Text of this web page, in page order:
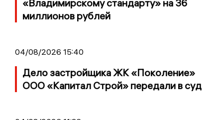
«Владимирскому стандарту» на 36
миллионов рублей
04/08/2026 15:40
Дело застройщика ЖК «Поколение»
ООО «Капитал Строй» передали в суд